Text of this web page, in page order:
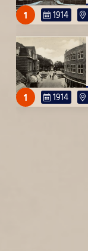
1 1914
1 1914